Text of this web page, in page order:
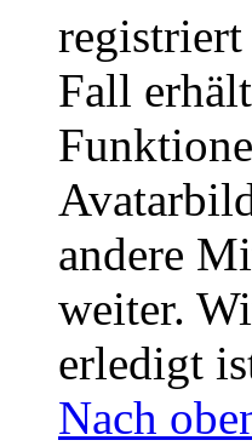
registriert
Fall
andere
weiter.
erledigt
Nach